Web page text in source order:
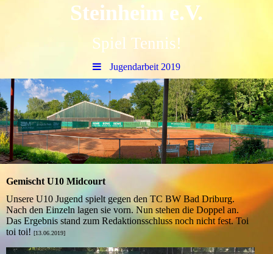
Steinheim e.V.
Spiel Tennis!
Jugendarbeit 2019
Gemischt U10 Midcourt
Unsere U10 Jugend spielt gegen den TC BW Bad Driburg.
Nach den Einzeln lagen sie vorn. Nun stehen die Doppel an.
Das Ergebnis stand zum Redaktionsschluss noch nicht fest. Toi
toi toi! [13.06.2019]